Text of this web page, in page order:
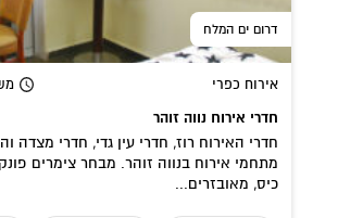
דרום ים המלח
אירוח כפרי
חדרי אירוח נווה זוהר
חדרי האירוח רוז, חדרי עין גדי, חדרי מצדה
מתחמי אירוח בנווה זוהר. מבחר צימרים
כיס, מאובזרים...